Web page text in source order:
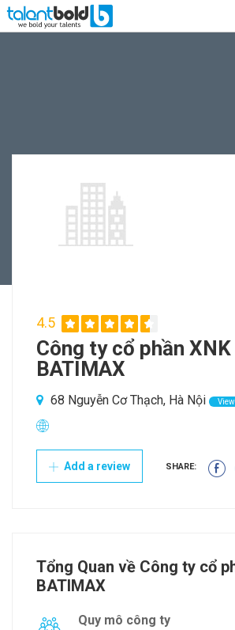
4.5
Công ty cổ phần XNK
BATIMAX
68 Nguyễn Cơ Thạch, Hà Nội
Add a review SHARE:
Tổng Quan về Công ty cổ
BATIMAX
Quy mô công ty